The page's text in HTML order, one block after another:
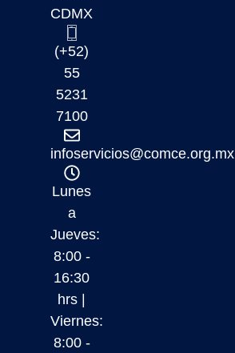
CDMX
(+52)
55
5231
7100
infoservicios@comce.org.mx
Lunes
a
Jueves:
8:00 -
16:30
hrs |
Viernes:
8:00 -